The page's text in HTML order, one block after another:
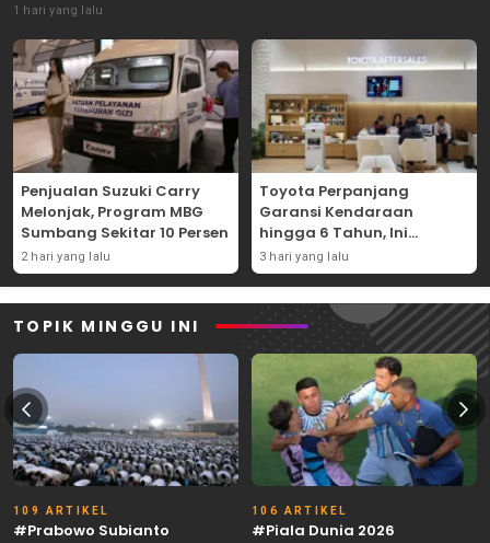
1 hari yang lalu
Penjualan Suzuki Carry
Melonjak, Program MBG
Sumbang Sekitar 10 Persen
2 hari yang lalu
Toyota Perpanjang
Garansi Kendaraan
hingga 6 Tahun, Ini
Syaratnya
3 hari yang lalu
TOPIK MINGGU INI
109 ARTIKEL
#Prabowo Subianto
106 ARTIKEL
#Piala Dunia 2026